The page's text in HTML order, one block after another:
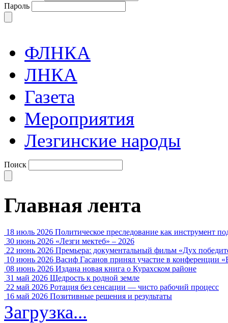
Пароль
ФЛНКА
ЛНКА
Газета
Мероприятия
Лезгинские народы
Поиск
Главная лента
18 июль 2026 Политическое преследование как инструмент
30 июнь 2026 «Лезги мектеб» – 2026
22 июнь 2026 Премьера: документальный фильм «Дух
10 июнь 2026 Васиф Гасанов принял участие в конференции
08 июнь 2026 Издана новая книга о Курахском районе
31 май 2026 Щедрость к родной земле
22 май 2026 Ротация без сенсации — чисто рабочий процесс
16 май 2026 Позитивные решения и результаты
Загрузка...